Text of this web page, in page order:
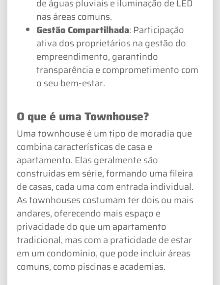
de águas pluviais e iluminação de LED
nas áreas comuns.
Gestão Compartilhada: Participação
ativa dos proprietários na gestão do
empreendimento, garantindo
transparência e comprometimento com
o seu bem-estar.
O que é uma Townhouse?
Uma townhouse é um tipo de moradia que
combina características de casa e
apartamento. Elas geralmente são
construídas em série, formando uma fileira
de casas, cada uma com entrada individual.
As townhouses costumam ter dois ou mais
andares, oferecendo mais espaço e
privacidade do que um apartamento
tradicional, mas com a praticidade de estar
em um condomínio, que pode incluir áreas
comuns, como piscinas e academias.